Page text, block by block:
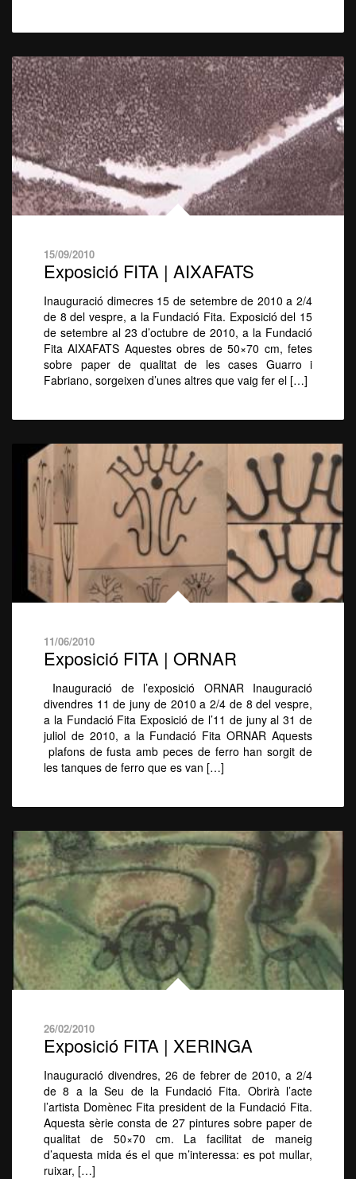
15/09/2010
Exposició FITA | AIXAFATS
Inauguració dimecres 15 de setembre de 2010 a 2/4
de 8 del vespre, a la Fundació Fita. Exposició del 15
de setembre al 23 d’octubre de 2010, a la Fundació
Fita AIXAFATS Aquestes obres de 50×70 cm, fetes
sobre paper de qualitat de les cases Guarro i
Fabriano, sorgeixen d’unes altres que vaig fer el […]
11/06/2010
Exposició FITA | ORNAR
Inauguració de l’exposició ORNAR Inauguració
divendres 11 de juny de 2010 a 2/4 de 8 del vespre,
a la Fundació Fita Exposició de l’11 de juny al 31 de
juliol de 2010, a la Fundació Fita ORNAR Aquests
plafons de fusta amb peces de ferro han sorgit de
les tanques de ferro que es van […]
26/02/2010
Exposició FITA | XERINGA
Inauguració divendres, 26 de febrer de 2010, a 2/4
de 8 a la Seu de la Fundació Fita. Obrirà l’acte
l’artista Domènec Fita president de la Fundació Fita.
Aquesta sèrie consta de 27 pintures sobre paper de
qualitat de 50×70 cm. La facilitat de maneig
d’aquesta mida és el que m’interessa: es pot mullar,
ruixar, […]